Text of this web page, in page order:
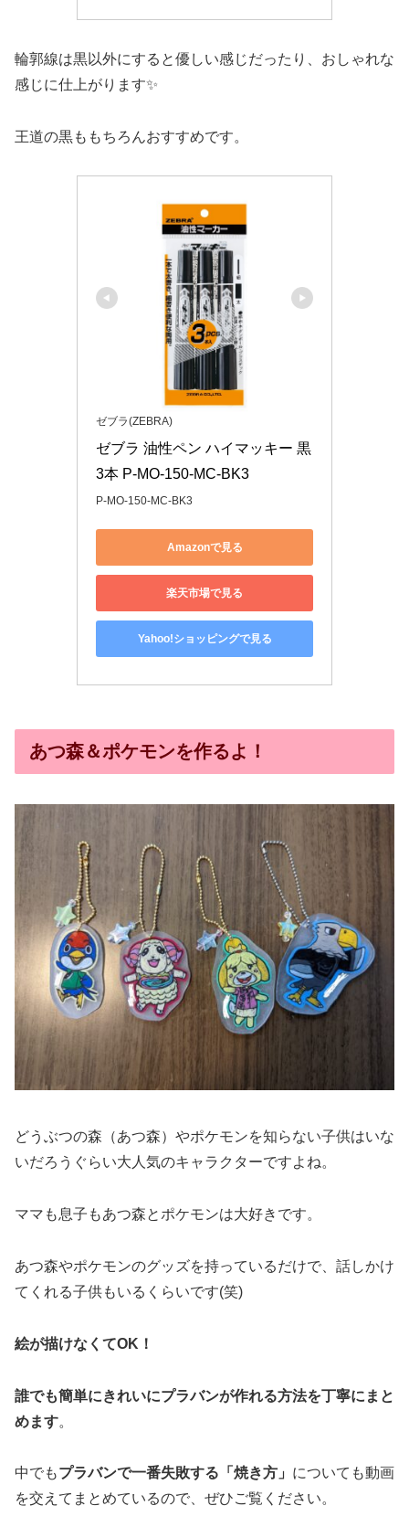
輪郭線は黒以外にすると優しい感じだったり、おしゃれな
感じに仕上がります✨
王道の黒ももちろんおすすめです。
ゼブラ(ZEBRA)
ゼブラ 油性ペン ハイマッキー 黒
3本 P-MO-150-MC-BK3
P-MO-150-MC-BK3
Amazonで見る
楽天市場で見る
Yahoo!ショッピングで見る
あつ森＆ポケモンを作るよ！
どうぶつの森（あつ森）やポケモンを知らない子供はいな
いだろうぐらい大人気のキャラクターですよね。
ママも息子もあつ森とポケモンは大好きです。
あつ森やポケモンのグッズを持っているだけで、話しかけ
てくれる子供もいるくらいです(笑)
絵が描けなくてOK！
誰でも簡単にきれいにプラバンが作れる方法を丁寧にまと
めます。
中でもプラバンで一番失敗する「焼き方」 についても動画
を交えてまとめているので、ぜひご覧ください。